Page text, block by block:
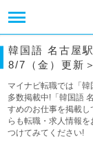
韓国語 名古屋
8/7（金）更新＞
マイナビ転職では「
多数掲載中!「韓国語
すめのお仕事を掲載
らも転職・求人情報
つけてみてください!